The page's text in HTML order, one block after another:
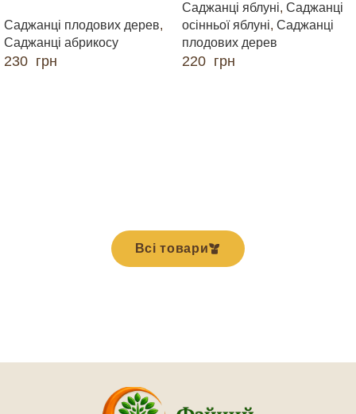
Саджанці плодових дерев,
Саджанці абрикосу
230 грн
Саджанці яблуні, Саджанці
осінньої яблуні, Саджанці
плодових дерев
220 грн
Всі товари